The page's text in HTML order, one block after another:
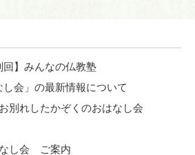
回】みんなの仏教塾
し会」の最新情報について
別れしたかぞくのおはなし会
し会 ご案内